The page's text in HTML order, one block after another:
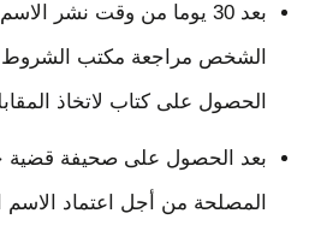
بعد 30 يوما من وقت نشر
الشخص مراجعة مكتب
الحصول على كتاب لاتخاذ
بعد الحصول على صحيفة قضية
المصلحة من أجل اعتماد